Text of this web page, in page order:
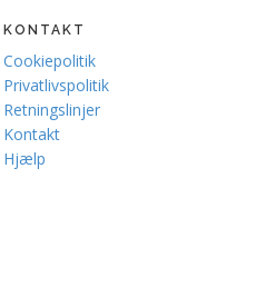
KONTAKT
Cookiepolitik
Privatlivspolitik
Retningslinjer
Kontakt
Hjælp